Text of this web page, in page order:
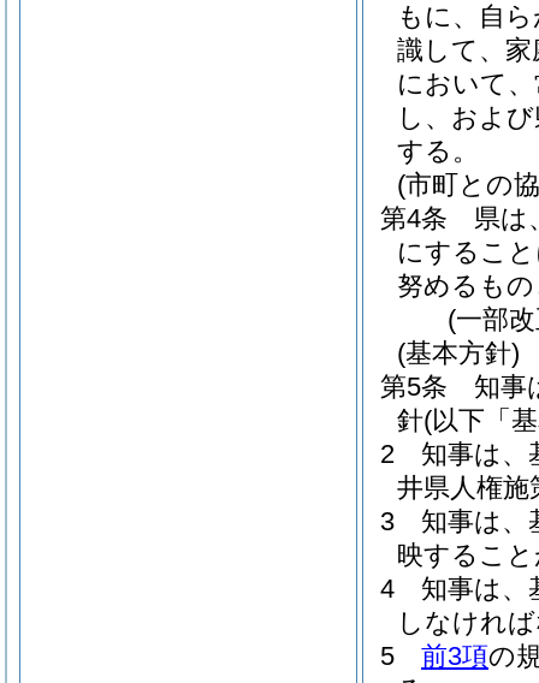
もに、自
識して、
において
し、およ
する。
(市町との
第4条
県は
にするこ
努めるも
(一部
(基本方針)
第5条
知事
針(以下「
2
知事は、
井県人権
3
知事は、
映するこ
4
知事は、
しなけれ
5
前3項の